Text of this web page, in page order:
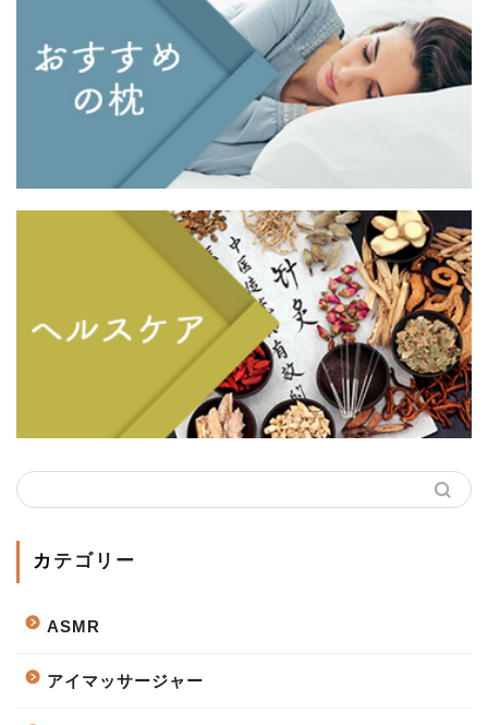
カテゴリー
ASMR
アイマッサージャー